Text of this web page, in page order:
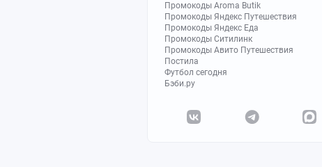
Промокоды Aroma Butik
Промокоды Яндекс Путешествия
Промокоды Яндекс Еда
Промокоды Ситилинк
Промокоды Авито Путешествия
Постила
Футбол сегодня
Бэби.ру